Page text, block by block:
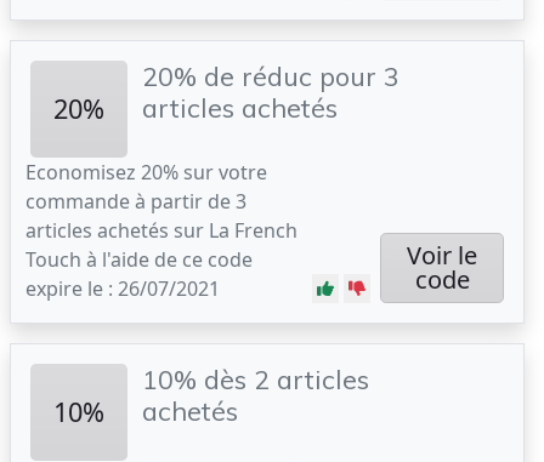
20%
20% de réduc pour 3
articles achetés
Economisez 20% sur votre
commande à partir de 3
articles achetés sur La French
Touch à l'aide de ce code
expire le : 26/07/2021
Voir le
code
10%
10% dès 2 articles
achetés